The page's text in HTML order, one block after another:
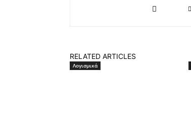
RELATED ARTICLES
Λογισμικά